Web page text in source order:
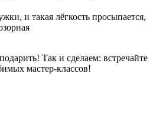
и такая лёгкость просыпается,
Так и сделаем: встречайте
мастер-классов!